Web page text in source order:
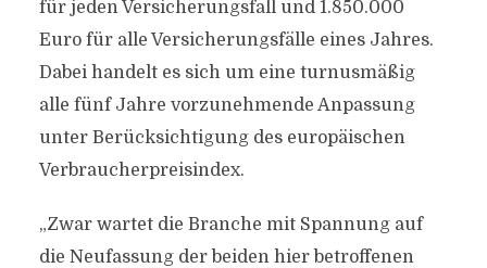
für jeden Versicherungsfall und 1.850.000
Euro für alle Versicherungsfälle eines Jahres.
Dabei handelt es sich um eine turnusmäßig
alle fünf Jahre vorzunehmende Anpassung
unter Berücksichtigung des europäischen
Verbraucherpreisindex.
„Zwar wartet die Branche mit Spannung auf
die Neufassung der beiden hier betroffenen